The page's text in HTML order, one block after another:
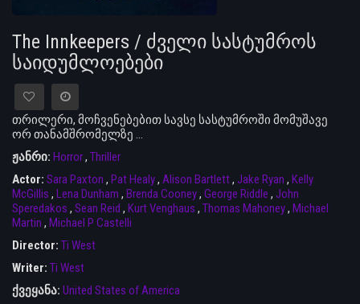
The Innkeepers / ძველი სასტუმროს
საიდუმლოებები
თრილერი, მოჩვენებებით სავსე სასტუმროში მომუშავე
ორ თანამშრომელზე ...
ჟანრი: Horror, Thriller
Actor: Sara Paxton , Pat Healy, Alison Bartlett, Jake Ryan , Kelly
McGillis , Lena Dunham , Brenda Cooney, George Riddle , John
Speredakos , Sean Reid , Kurt Venghaus , Thomas Mahoney, Michael
Martin , Michael P Castelli
Director: Ti West
Writer: Ti West
ქვეყანა: United States of America